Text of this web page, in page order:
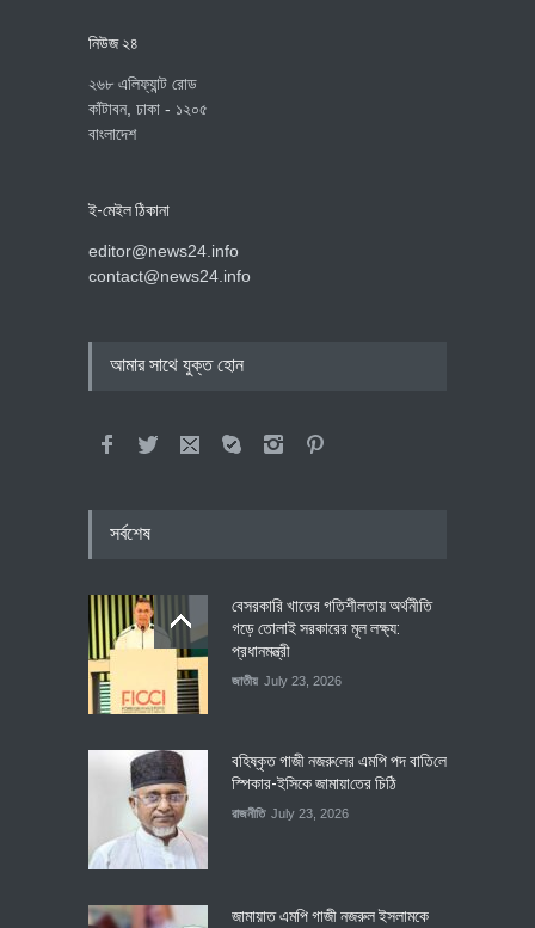
নিউজ ২৪
২৬৮ এলিফ্যান্ট রোড
কাঁটাবন, ঢাকা - ১২০৫
বাংলাদেশ
ই-মেইল ঠিকানা
editor@news24.info
contact@news24.info
আমার সাথে যুক্ত হোন
সর্বশেষ
বেসরকারি খাতের গতিশীলতায় অর্থনীতি
গড়ে তোলাই সরকারের মূল লক্ষ্য:
প্রধানমন্ত্রী
জাতীয় July 23, 2026
বহিষ্কৃত গাজী নজরু‌লের এম‌পি পদ বা‌তি‌লে
স্পিকার-ইসিকে জামায়া‌তের চি‌ঠি
রাজনীতি July 23, 2026
জামায়াত এমপি গাজী নজরুল ইসলামকে